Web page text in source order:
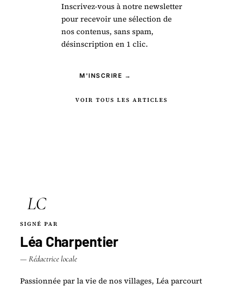
Inscrivez-vous à notre newsletter
pour recevoir une sélection de
nos contenus, sans spam,
désinscription en 1 clic.
M'INSCRIRE →
VOIR TOUS LES ARTICLES
LC
SIGNÉ PAR
Léa Charpentier
— Rédactrice locale
Passionnée par la vie de nos villages, Léa parcourt